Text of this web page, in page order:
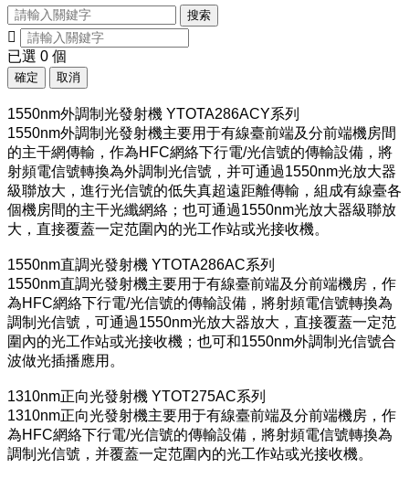
搜索

已選 0 個
確定 取消
1550nm外調制光發射機 YTOTA286ACY系列
1550nm外調制光發射機主要用于有線臺前端及分前端機房間
的主干網傳輸，作為HFC網絡下行電/光信號的傳輸設備，將
射頻電信號轉換為外調制光信號，并可通過1550nm光放大器
級聯放大，進行光信號的低失真超遠距離傳輸，組成有線臺各
個機房間的主干光纖網絡；也可通過1550nm光放大器級聯放
大，直接覆蓋一定范圍內的光工作站或光接收機。
1550nm直調光發射機 YTOTA286AC系列
1550nm直調光發射機主要用于有線臺前端及分前端機房，作
為HFC網絡下行電/光信號的傳輸設備，將射頻電信號轉換為
調制光信號，可通過1550nm光放大器放大，直接覆蓋一定范
圍內的光工作站或光接收機；也可和1550nm外調制光信號合
波做光插播應用。
1310nm正向光發射機 YTOT275AC系列
1310nm正向光發射機主要用于有線臺前端及分前端機房，作
為HFC網絡下行電/光信號的傳輸設備，將射頻電信號轉換為
調制光信號，并覆蓋一定范圍內的光工作站或光接收機。